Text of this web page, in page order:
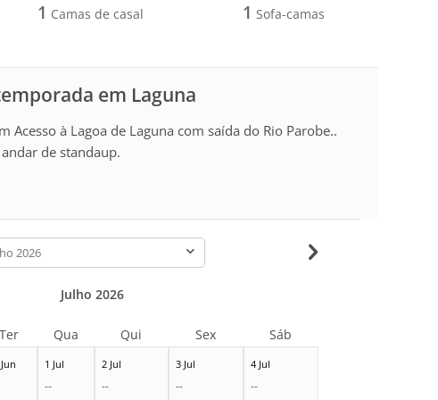
1 Camas de casal 1 Sofa-camas
em Laguna
Acesso à Lagoa de Laguna com saída do Rio Parobe..
de standaup.
1 Jul
--
2 Jul
--
3 Jul
--
4 Jul
--
Julho 2026
Ter Qua Qui Sex Sáb